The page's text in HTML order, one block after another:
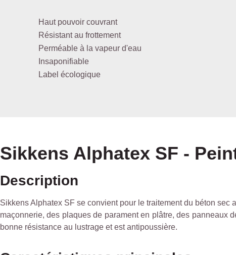
Haut pouvoir couvrant
Résistant au frottement
Perméable à la vapeur d'eau
Insaponifiable
Label écologique
Sikkens Alphatex SF -
Description
Sikkens Alphatex SF se convient pour le traitement du béton sec
maçonnerie, des plaques de parament en plâtre, des panneaux
bonne résistance au lustrage et est antipoussière.